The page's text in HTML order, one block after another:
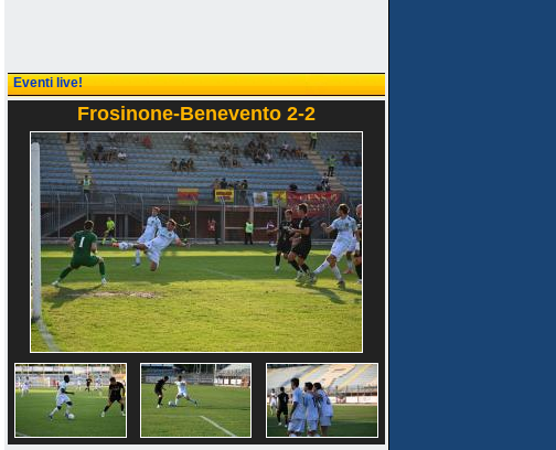
Eventi live!
Frosinone-Benevento 2-2